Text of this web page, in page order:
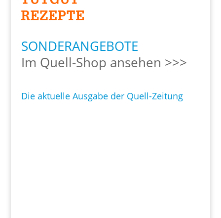
SONDERANGEBOTE
Im Quell-Shop ansehen >>>
Die aktuelle Ausgabe der Quell-Zeitung